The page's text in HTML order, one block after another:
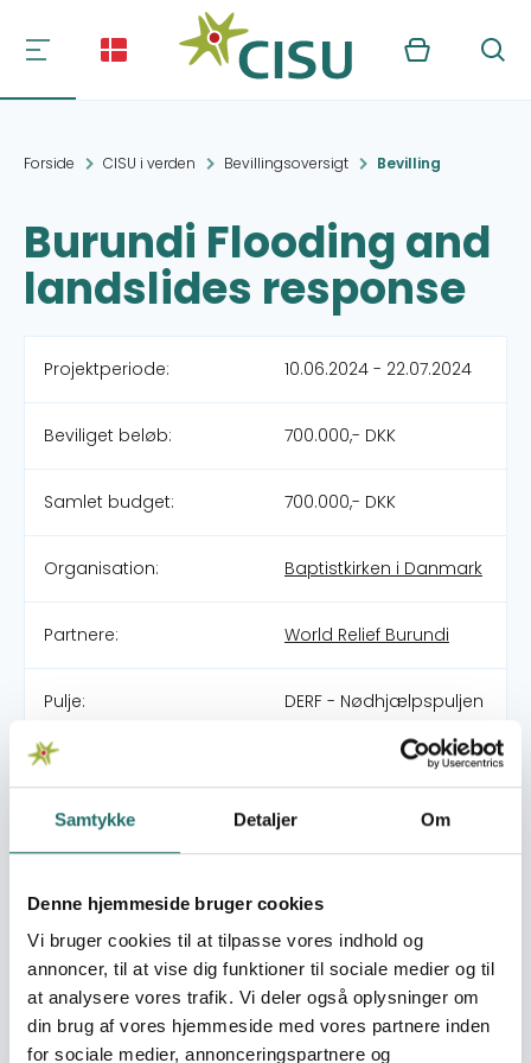
Samtykke Detaljer Om
Denne hjemmeside bruger cookies
Vi bruger cookies til at tilpasse vores indhold og
annoncer, til at vise dig funktioner til sociale medier og til
at analysere vores trafik. Vi deler også oplysninger om
din brug af vores hjemmeside med vores partnere inden
for sociale medier, annonceringspartnere og
Kurv Søg
Forside CISU i verden Bevillingsoversigt Bevilling
Burundi Flooding and
landslides response
Projektperiode: 10.06.2024 - 22.07.2024
Beviliget beløb: 700.000,- DKK
Samlet budget: 700.000,- DKK
Organisation: Baptistkirken i Danmark
Partnere: World Relief Burundi
Pulje: DERF - Nødhjælpspuljen
Indsatsområde:
24-005-RO Flooding in
East Africa Region
World goals:
Mål 2: Stop sult
sanitet
Mål 13: Klimaindsats
Indsatser foregår i: Burundi